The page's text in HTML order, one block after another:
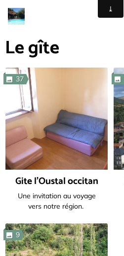
Le gîte
37
Gite l'Oustal occitan
Une invitation au voyage
vers notre région.
9